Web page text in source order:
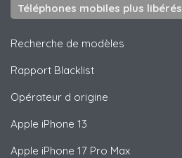
Téléphones mobiles plus libérés
Recherche de modèles
Rapport Blacklist
Opérateur d origine
Apple iPhone 13
Apple iPhone 17 Pro Max